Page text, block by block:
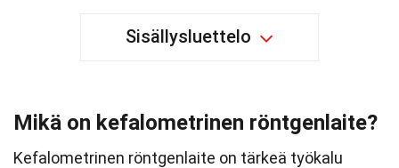
Sisällysluettelo
Mikä on kefalometrinen röntgenlaite?
Kefalometrinen röntgenlaite on tärkeä työkalu